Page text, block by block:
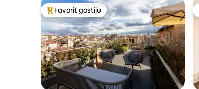
Glavni favorit gostiju
Favorit gostiju